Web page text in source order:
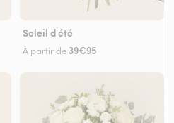
Soleil d'été
À partir de 39€95